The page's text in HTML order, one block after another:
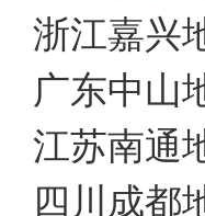
浙江嘉兴
广东中山
江苏南通
四川成都